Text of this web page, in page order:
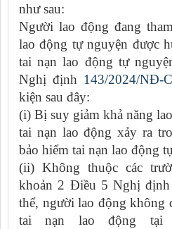
như sau:
Người lao động đang
lao động tự nguyện được
tai nạn lao động tự
Nghị định 143/2024/NĐ-
kiện sau đây:
(i) Bị suy giảm khả năng
tai nạn lao động xảy ra
bảo hiểm tai nạn lao động
(ii) Không thuộc các
khoản 2 Điều 5 Nghị định
thể, người lao động không
tai nạn lao động